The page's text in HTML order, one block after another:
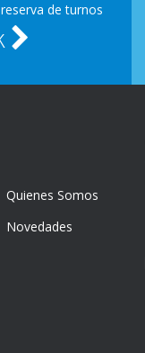
de turnos
Quienes Somos
Novedades